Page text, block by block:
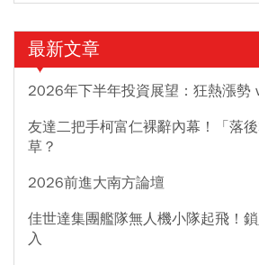
最新文章
2026年下半年投資展望：狂熱漲勢
友達二把手柯富仁裸辭內幕！「落
草？
2026前進大南方論壇
佳世達集團艦隊無人機小隊起飛！
入